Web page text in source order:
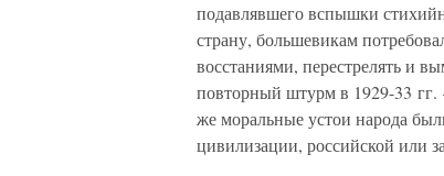
подавлявшего вспышки
страну, большевикам
восстаниями, перестрелять и
повторный штурм в 1929-33
же моральные устои народа
цивилизации, российской или